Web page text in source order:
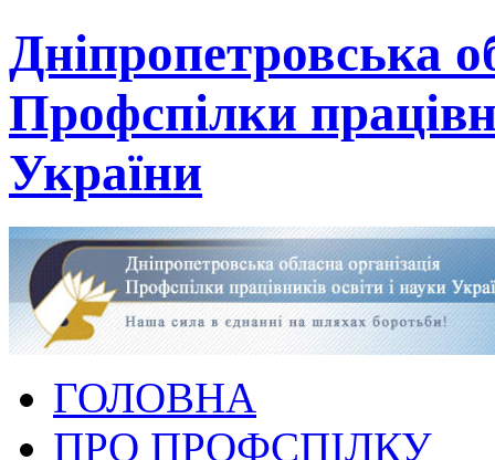
Дніпропетровська
Профспілки
України
ГОЛОВНА
ПРО ПРОФСПІЛКУ